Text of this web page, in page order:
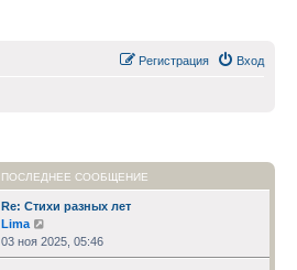
Вход
Регистрация
ПОСЛЕДНЕЕ СООБЩЕНИЕ
Re: Стихи разных лет
Lima
к
последнему
03 ноя 2025, 05:46